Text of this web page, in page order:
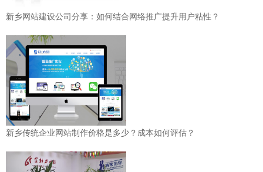
新乡网站建设公司分享：如何结合网络推广提升用户粘性？
新乡传统企业网站制作价格是多少？成本如何评估？